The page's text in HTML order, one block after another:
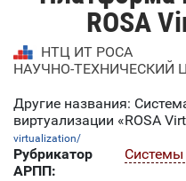
ROSA
НТЦ ИТ РОСА
НАУЧНО-ТЕХНИЧЕСКИЙ
Другие названия:
виртуализации «ROSA
virtualization/
Рубрикатор
АРПП:
Системы